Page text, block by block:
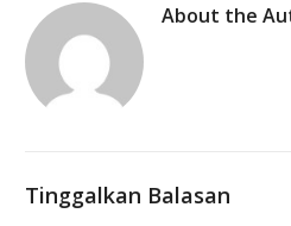
About the
Tinggalkan Balasan